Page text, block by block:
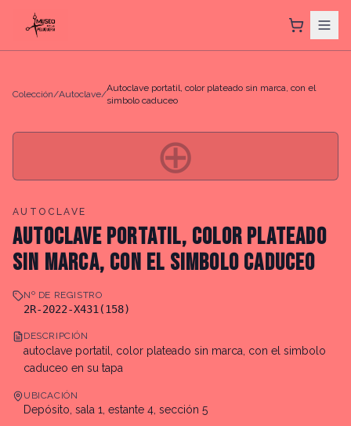
Colección/Autoclave/
Autoclave portatil, color plateado sin marca, con el
simbolo caduceo
⊕
AUTOCLAVE
AUTOCLAVE PORTATIL, COLOR PLATEADO
SIN MARCA, CON EL SIMBOLO CADUCEO
Nº DE REGISTRO
2R-2022-X431(158)
DESCRIPCIÓN
autoclave portatil, color plateado sin marca, con el simbolo
caduceo en su tapa
UBICACIÓN
Depósito, sala 1, estante 4, sección 5